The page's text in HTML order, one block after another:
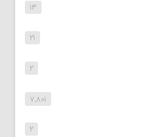
۱۳
۲۱
۲
۷,۸۰۱
۲